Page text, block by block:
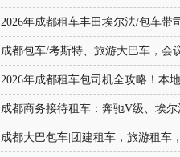
2026年成都租车丰田埃尔法/包车带
成都包车/考斯特、旅游大巴车，会
2026年成都租车包司机全攻略！本
成都商务接待租车：奔驰V级、埃
成都大巴包车|团建租车，旅游租车